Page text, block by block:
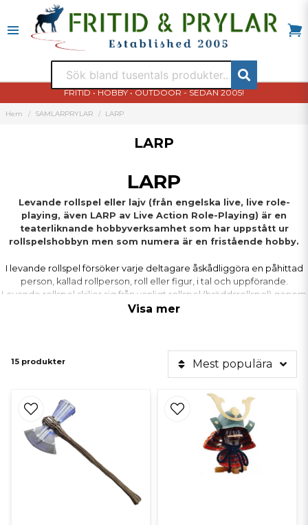
FRITID • HOBBY • OUTDOOR - SEDAN 2005!
Hem SAMLARPRYLAR LARP
LARP
LARP
Levande rollspel eller lajv (från engelska live, live role-
playing, även LARP av Live Action Role-Playing) är en
teaterliknande hobbyverksamhet som har uppstått ur
rollspelshobbyn men som numera är en fristående hobby.
I levande rollspel försöker varje deltagare åskådliggöra en påhittad
person, kallad rollperson, roll eller figur, i tal och uppförande.
Levande rollspel skiljer sig från vanligt rollspel (bräddsrollspel) genom
att man använder rekvisita och fysiskt agerar vad rollpersonen gör,
Visa mer
15 produkter Mest populära